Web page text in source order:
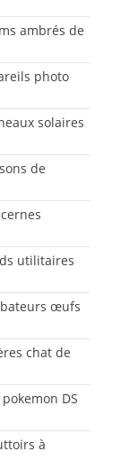
ambrés de
photo
solaires
de
utilitaires
œufs
chat de
DS
à